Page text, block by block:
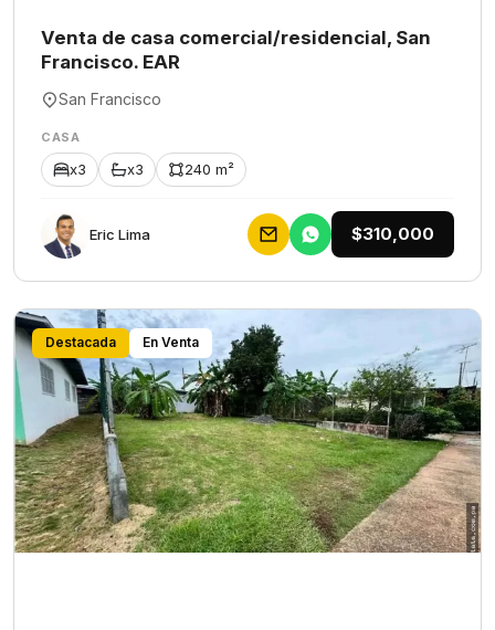
Venta de casa comercial/residencial, San
Francisco. EAR
San Francisco
CASA
x3 x3 240 m²
Eric Lima $310,000
Destacada En Venta